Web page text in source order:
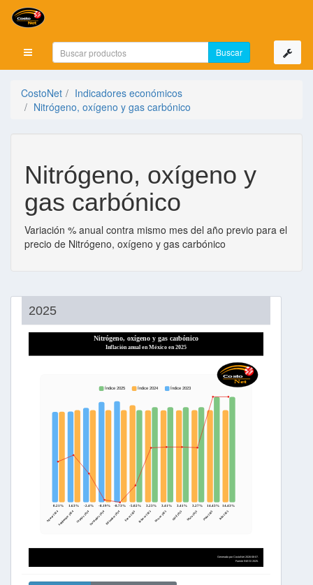
Mostrar menú
CostoNet
Indicadores económicos
Nitrógeno, oxígeno y gas carbónico
Nitrógeno, oxígeno y
gas carbónico
Variación % anual contra mismo mes del año previo para el
precio de Nitrógeno, oxígeno y gas carbónico
2025